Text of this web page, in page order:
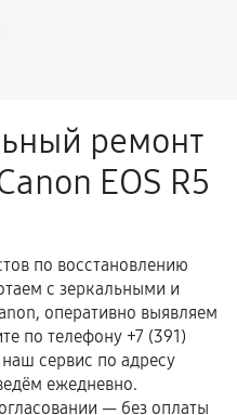
случаем
детали при
в течение
заявленным
ремонт
EOS R5
по восстановлению
с зеркальными и
оперативно выявляем
по телефону +7 (391)
сервис по адресу
ежедневно.
— без оплаты